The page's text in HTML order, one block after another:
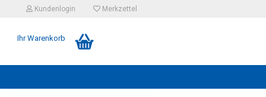
Kundenlogin Merkzettel
Ihr Warenkorb